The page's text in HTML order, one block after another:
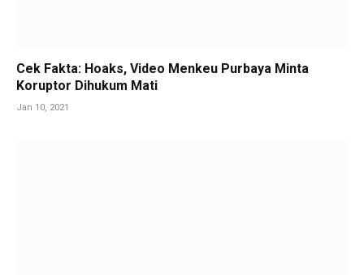
Cek Fakta: Hoaks, Video Menkeu Purbaya Minta
Koruptor Dihukum Mati
Jan 10, 2021